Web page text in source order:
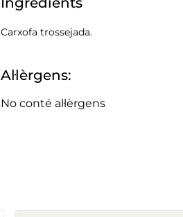
Ingredients
Carxofa trossejada.
Al·lèrgens:
No conté al·lèrgens